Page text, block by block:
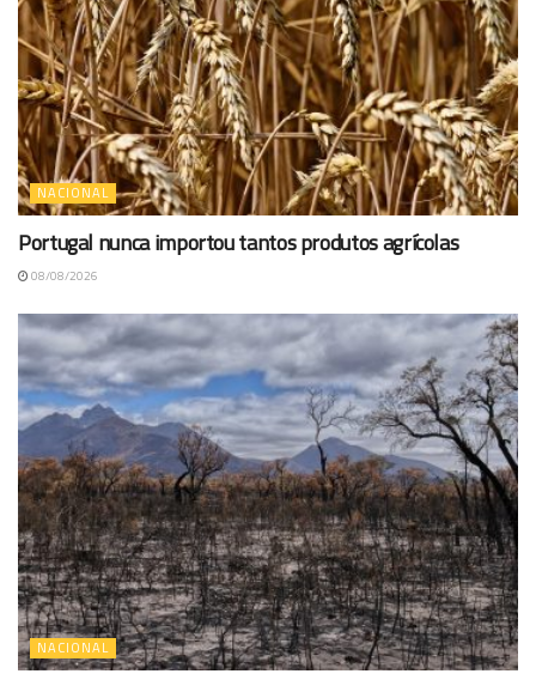
NACIONAL
Portugal nunca importou tantos produtos agrícolas
08/08/2026
NACIONAL